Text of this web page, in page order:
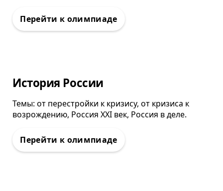
Олимпиада
История России
Темы: от перестройки к кризису, от кризиса к
возрождению, Россия ХХI век, Россия в деле.